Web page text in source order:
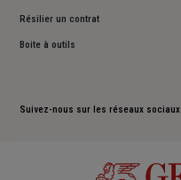
Résilier un contrat
Boite à outils
Suivez-nous sur les réseaux sociaux